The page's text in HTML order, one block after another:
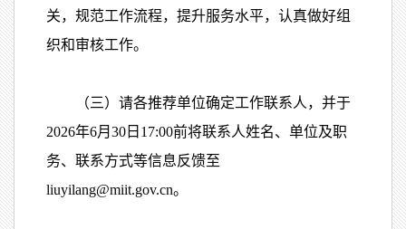
关，规范工作流程，提升服务水平，认真做好组
织和审核工作。
（三）请各推荐单位确定工作联系人，并于
2026年6月30日17:00前将联系人姓名、单位及职
务、联系方式等信息反馈至
liuyilang@miit.gov.cn。